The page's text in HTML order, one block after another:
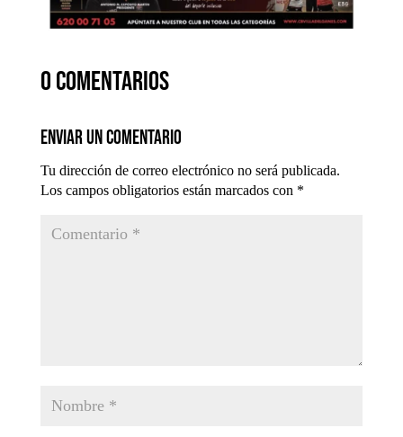
0 comentarios
Enviar un comentario
Tu dirección de correo electrónico no será publicada.
Los campos obligatorios están marcados con *